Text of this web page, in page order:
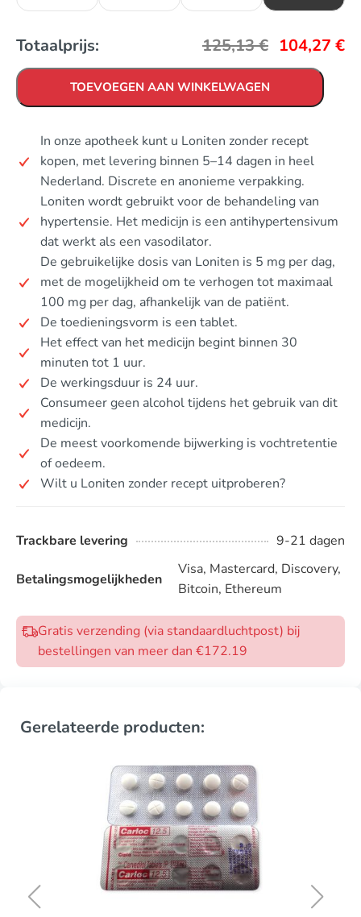
Totaalprijs: 125,13€ 104,27 €
TOEVOEGEN AAN WINKELWAGEN
In onze apotheek kunt u Loniten zonder recept
kopen, met levering binnen 5–14 dagen in heel
Nederland. Discrete en anonieme verpakking.
Loniten wordt gebruikt voor de behandeling van
hypertensie. Het medicijn is een antihypertensivum
dat werkt als een vasodilator.
De gebruikelijke dosis van Loniten is 5 mg per dag,
met de mogelijkheid om te verhogen tot maximaal
100 mg per dag, afhankelijk van de patiënt.
De toedieningsvorm is een tablet.
Het effect van het medicijn begint binnen 30
minuten tot 1 uur.
De werkingsduur is 24 uur.
Consumeer geen alcohol tijdens het gebruik van dit
medicijn.
De meest voorkomende bijwerking is vochtretentie
of oedeem.
Wilt u Loniten zonder recept uitproberen?
Trackbare levering 9-21 dagen
Betalingsmogelijkheden
Visa, Mastercard, Discovery,
Bitcoin, Ethereum
Gratis verzending (via standaardluchtpost) bij
bestellingen van meer dan €172.19
Gerelateerde producten: